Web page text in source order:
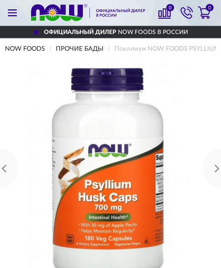
0 0
ОФИЦИАЛЬНЫЙ ДИЛЕРNOW FOODS В РОССИИ
NOW FOODS ПРОЧИЕ БАДЫ Псиллиум NOW FOODS